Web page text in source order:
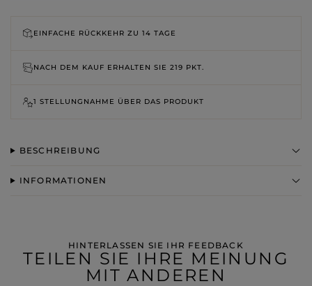
EINFACHE RÜCKKEHR ZU 14 TAGE
NACH DEM KAUF ERHALTEN SIE 219 PKT.
1 STELLUNGNAHME ÜBER DAS PRODUKT
BESCHREIBUNG
INFORMATIONEN
HINTERLASSEN SIE IHR FEEDBACK
TEILEN SIE IHRE MEINUNG
MIT ANDEREN